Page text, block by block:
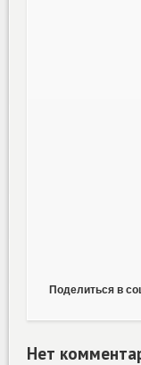
Поделиться в
Нет